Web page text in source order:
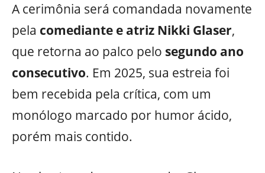
A cerimônia será comandada novamente
pela comediante e atriz Nikki Glaser,
que retorna ao palco pelo segundo ano
consecutivo. Em 2025, sua estreia foi
bem recebida pela crítica, com um
monólogo marcado por humor ácido,
porém mais contido.